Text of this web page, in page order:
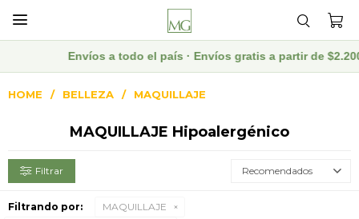

Envíos a todo el país · Envíos gratis a partir de
HOME BELLEZA MAQUILLAJE
MAQUILLAJE Hipoalergénico
Recomendados
Filtrando por:
MAQUILLAJE